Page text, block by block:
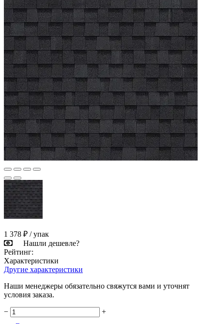
1 378 ₽ / упак
Нашли дешевле?
Рейтинг:
Характеристики
Другие характеристики
Наши менеджеры обязательно свяжутся вами и уточнят
условия заказа.
−
+